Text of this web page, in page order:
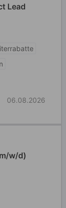
Lead
06.08.2026
w/d)